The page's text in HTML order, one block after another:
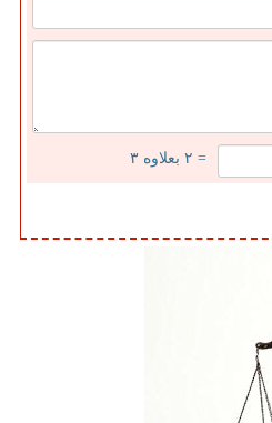
= ۲ بعلاوه ۳